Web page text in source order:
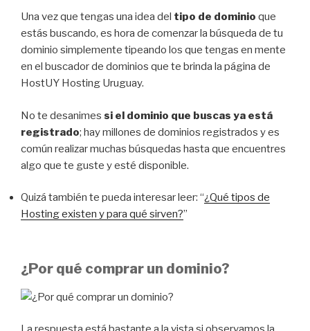
Una vez que tengas una idea del tipo de dominio que
estás buscando, es hora de comenzar la búsqueda de tu
dominio simplemente tipeando los que tengas en mente
en el buscador de dominios que te brinda la página de
HostUY Hosting Uruguay.
No te desanimes si el dominio que buscas ya está
registrado; hay millones de dominios registrados y es
común realizar muchas búsquedas hasta que encuentres
algo que te guste y esté disponible.
Quizá también te pueda interesar leer: “¿Qué tipos de
Hosting existen y para qué sirven?”
¿Por qué comprar un dominio?